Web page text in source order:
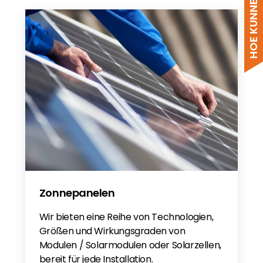
Fox Ess P3 Pro NL
Fox Ess P3 Pro/H3 Pro PL
Zonnepanelen
Wir bieten eine Reihe von Technologien,
Größen und Wirkungsgraden von
Modulen / Solarmodulen oder Solarzellen,
bereit für jede Installation.